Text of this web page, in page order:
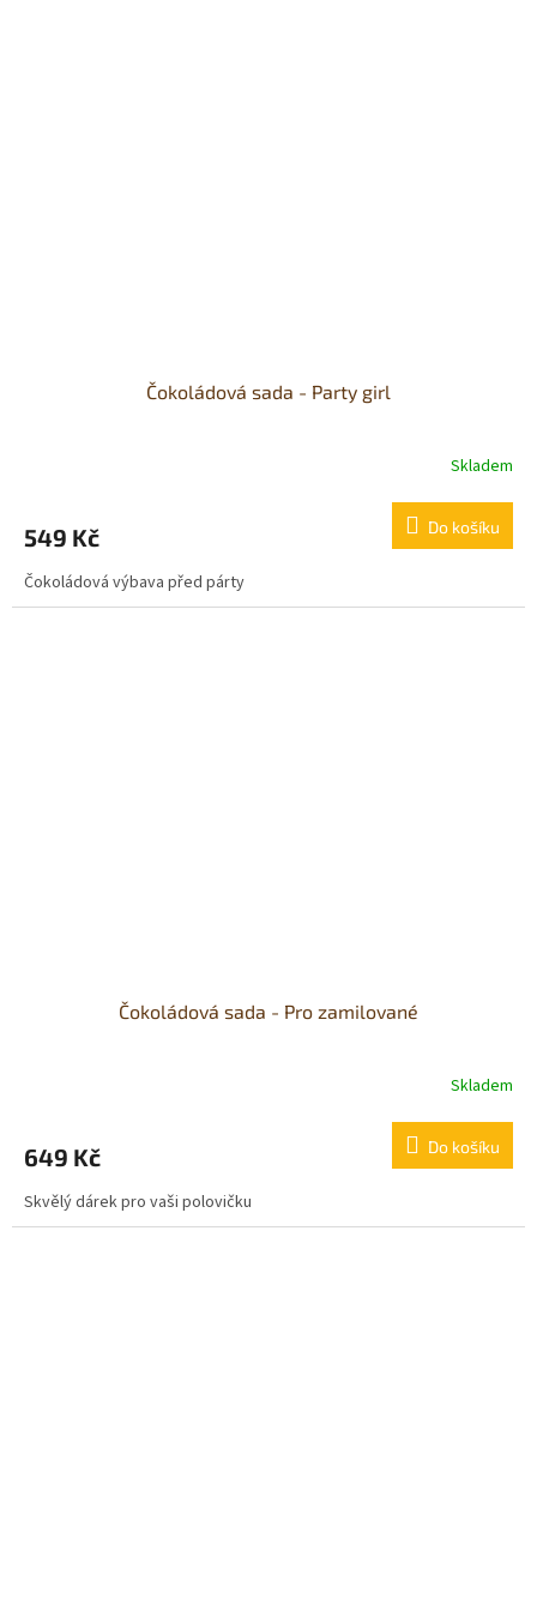
Čokoládová sada - Party girl
je
z
5
Skladem
549 Kč Do košíku
Čokoládová výbava před párty
Čokoládová sada - Pro zamilované
Skladem
649 Kč Do košíku
Skvělý dárek pro vaši polovičku